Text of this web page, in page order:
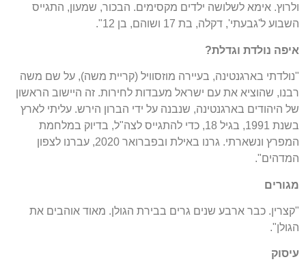
ולרוץ. אימא לשלושה ילדים מקסימים. הבכור, שמעון, התגייס
השבוע ל'גבעתי', דקלה, בת 17 ושוהם, בן 12".
איפה נולדת וגדלת?
"נולדתי בארגנטינה, בעיירה מוזסוויל (קריית משה), על שם משה
רבנו, שהוציא את עם ישראל מעבדות לחירות. זה היישוב הראשון
של היהודים בארגנטינה, שנבנה על ידי הברון הירש. עליתי לארץ
בשנת 1991, בגיל 18, כדי להתגייס לצה"ל, בדיוק במלחמת
המפרץ ונשארתי. גרנו באילת ובפברואר 2020, עברנו לצפון
המדהים".
מגורים
"קצרין. כבר ארבע שנים גרים בבירת הגולן. מאוד אוהבים את
הגולן".
עיסוק